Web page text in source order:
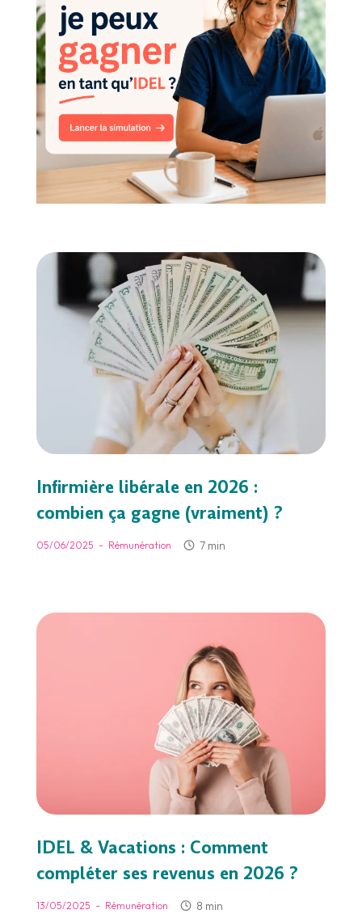
Infirmière libérale en 2026 :
combien ça gagne (vraiment) ?
05/06/2025 - Rémunération 7 min
IDEL & Vacations : Comment
compléter ses revenus en 2026 ?
13/05/2025 - Rémunération 8 min